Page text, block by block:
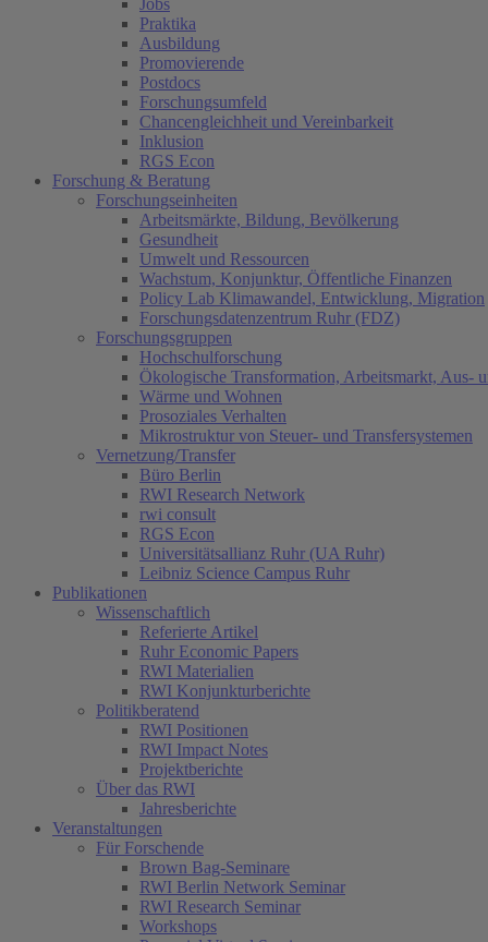
Jobs
Praktika
Ausbildung
Promovierende
Postdocs
Forschungsumfeld
Chancengleichheit und Vereinbarkeit
Inklusion
RGS Econ
Forschung & Beratung
Forschungseinheiten
Arbeitsmärkte, Bildung, Bevölkerung
Gesundheit
Umwelt und Ressourcen
Wachstum, Konjunktur, Öffentliche Finanzen
Policy Lab Klimawandel, Entwicklung, Migration
Forschungsdatenzentrum Ruhr (FDZ)
Forschungsgruppen
Hochschulforschung
Ökologische Transformation, Arbeitsmarkt, Aus-
Wärme und Wohnen
Prosoziales Verhalten
Mikrostruktur von Steuer- und Transfersystemen
Vernetzung/Transfer
Büro Berlin
RWI Research Network
rwi consult
RGS Econ
Universitätsallianz Ruhr (UA Ruhr)
Leibniz Science Campus Ruhr
Publikationen
Wissenschaftlich
Referierte Artikel
Ruhr Economic Papers
RWI Materialien
RWI Konjunkturberichte
Politikberatend
RWI Positionen
RWI Impact Notes
Projektberichte
Über das RWI
Jahresberichte
Veranstaltungen
Für Forschende
Brown Bag-Seminare
RWI Berlin Network Seminar
RWI Research Seminar
Workshops